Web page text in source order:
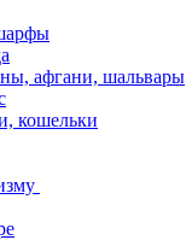
афгани, шальвары
кошельки